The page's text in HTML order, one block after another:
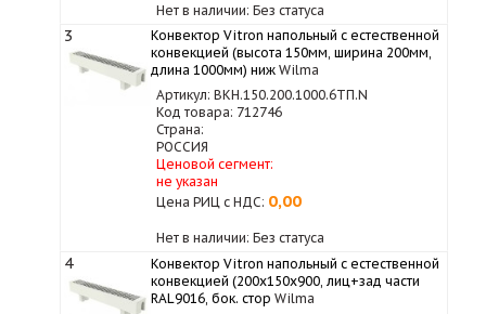
Нет в наличии: Без статуса
3
Конвектор Vitron напольный с естественной
конвекцией (высота 150мм, ширина 200мм,
длина 1000мм) нижWilma
Артикул: ВКН.150.200.1000.6ТП.N
Код товара: 712746
Страна:
РОССИЯ
Ценовой сегмент:
не указан
Цена РИЦ с НДС: 0,00
Нет в наличии: Без статуса
4
Конвектор Vitron напольный с естественной
конвекцией (200х150х900, лиц+зад части
RAL9016, бок. стор Wilma